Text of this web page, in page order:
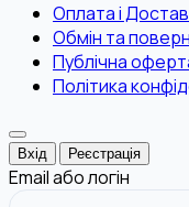
Оплата і
Обмін та
Публічна
Політика
Вхід Реєстрація
Email або логін